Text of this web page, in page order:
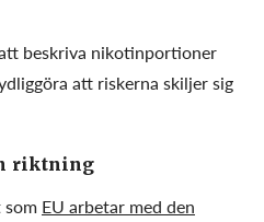
beskriva nikotinportioner
att riskerna skiljer sig
riktning
EU arbetar med den